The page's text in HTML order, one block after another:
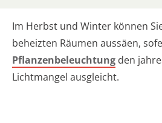
Im Herbst und Winter können
beheizten Räumen aussäen,
Pflanzenbeleuchtung den
Lichtmangel ausgleicht.